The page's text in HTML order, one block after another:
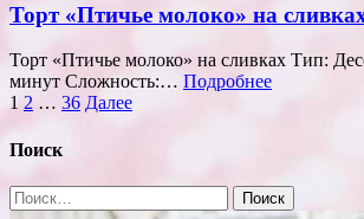
Торт «Птичье молоко» на
Торт «Птичье молоко» на сливках Тип:
минут Сложность:… Подробнее
Пагинация
записей
1 2 … 36 Далее
Поиск
Найти: